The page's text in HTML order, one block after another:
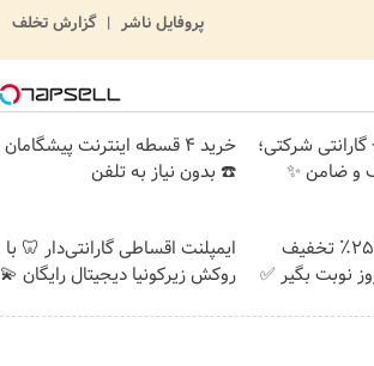
پروفایل ناشر
گزارش تخلف
+ گارانتی شرکتی؛
و ضامن ✨
خرید 4 قسطه اینترنت پیشگامان
☎️ بدون نیاز به تلفن
ایمپلنت دندان با ۲۵٪ تخفیف
نوبت بگیر ✅
ایمپلنت اقساطی گارانتی‌دار 🦷 با
روکش زیرکونیا دیجیتال رایگان 💫